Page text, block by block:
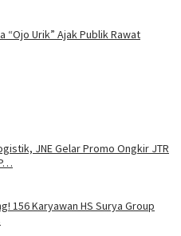
“Ojo Urik” Ajak Publik Rawat
JNE Gelar Promo Ongkir JTR
156 Karyawan HS Surya Group